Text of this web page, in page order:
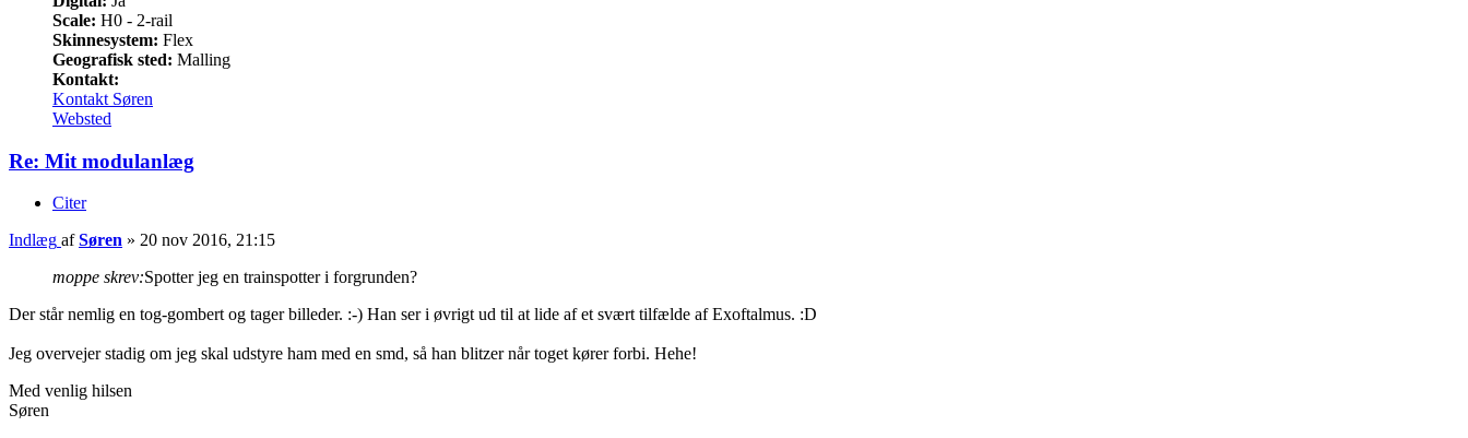
Scale: H0 - 2-rail
Skinnesystem: Flex
Geografisk sted: Malling
Kontakt:
Kontakt Søren
Websted
Re: Mit modulanlæg
Citer
Indlæg afSøren » 20 nov 2016, 21:15
moppe skrev:Spotter jeg en trainspotter i forgrunden?
Der står nemlig en tog-gombert og tager billeder. :-) Han ser i øvrigt ud til at lide af et svært tilfælde af Exoftalmus. :D
Jeg overvejer stadig om jeg skal udstyre ham med en smd, så han blitzer når toget kører forbi. Hehe!
Med venlig hilsen
Søren